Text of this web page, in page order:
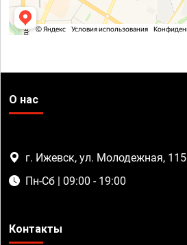
О нас
г. Ижевск, ул. Молодежная, 115
Пн-Сб | 09:00 - 19:00
Контакты